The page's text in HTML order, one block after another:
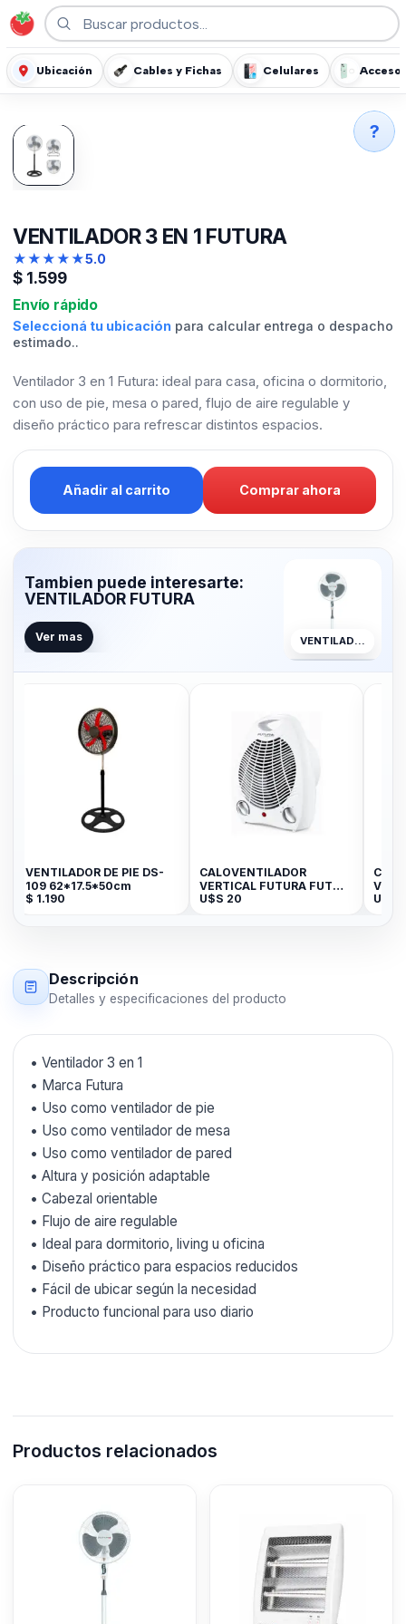
Ubicación Cables y Fichas Celulares
VENTILADOR 3 EN 1 FUTURA
★★★★★5.0
$ 1.599
Envío rápido
Seleccioná tu ubicación para calcular entrega o despacho
estimado..
Ventilador 3 en 1 Futura: ideal para casa, oficina o dormitorio,
con uso de pie, mesa o pared, flujo de aire regulable y
diseño práctico para refrescar distintos espacios.
Añadir al carrito Comprar ahora
Tambien puede interesarte:
VENTILADOR FUTURA
Ver mas VENTILADOR FUTURA
VENTILADOR DE PIE DS-
109 62*17.5*50cm
$ 1.190
CALOVENTILADOR
VERTICAL FUTURA FUT
CV2001
U$S 20 U$S
Descripción
Detalles y especificaciones del producto
• Ventilador 3 en 1
• Marca Futura
• Uso como ventilador de pie
• Uso como ventilador de mesa
• Uso como ventilador de pared
• Altura y posición adaptable
• Cabezal orientable
• Flujo de aire regulable
• Ideal para dormitorio, living u oficina
• Diseño práctico para espacios reducidos
• Fácil de ubicar según la necesidad
• Producto funcional para uso diario
Productos relacionados
?